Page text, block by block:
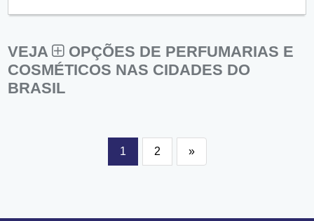
VEJA
OPÇÕES DE PERFUMARIAS E
COSMÉTICOS NAS CIDADES DO
BRASIL
1 2 »